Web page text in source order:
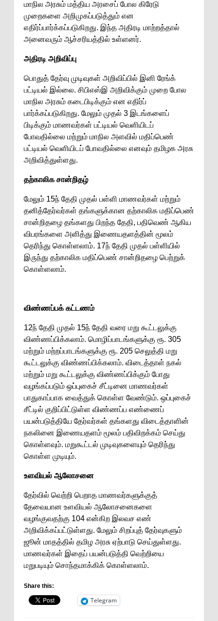
மாநில அரசும் மத்திய அரசைப் போல கிரேடு
முறைகளை அறிமுகப்படுத்தும் என
எதிர்ப்பார்க்கப்படுகிறது. இந்த அதிரடி மாற்றத்தால்
அனைவரும் ஆச்சரியத்தில் உள்ளனர்.
அதிரடி அறிவிப்பு
பொதுத் தேர்வு முடிவுகள் அறிவிப்பில் இனி ரேங்க்
பட்டியல் இல்லை. சிபிஎஸ்இ அறிவிக்கும் முறை போல
மாநில அரசும் கடைபிடிக்கும் என எதிர்ப்
பார்க்கப்படுகிறது. மேலும் முதல் 3 இடங்களைப்
பிடிக்கும் மாணவர்கள் பட்டியல் வெளியிடப்
போவதில்லை மற்றும் மாநில அளவில் மதிப்பெண்
பட்டியல் வெளியிடப் போவதில்லை எனவும் தமிழக அரசு
அறிவித்துள்ளது.
தற்காலிக சான்றிதழ்
மேலும் 15ந் தேதி முதல் பள்ளி மாணவர்கள் மற்றும்
தனித்தேர்வர்கள் தங்களுக்கான தற்காலிக மதிப்பெண்
சான்றிதழை தங்களது பிறந்த தேதி, பதிவெண் ஆகிய
விபரங்களை அளித்து இணையதளத்தின் மூலம்
தெரிந்து கொள்ளலாம். 17ந் தேதி முதல் பள்ளியில்
இருந்து தற்காலிக மதிப்பெண் சான்றிதழை பெற்றுக்
கொள்ளலாம்.
விண்ணப்பக் கட்டணம்
12ந் தேதி முதல் 15ந் தேதி வரை மறு கூட்டலுக்கு
விண்ணப்பிக்கலாம். மொழிப்பாடங்களுக்கு ரூ. 305
மற்றும் மற்றப்பாடங்களுக்கு ரூ. 205 செலுத்தி மறு
கூட்டலுக்கு விண்ணப்பிக்கலாம். விடைத்தாள் நகல்
மற்றும் மறு கூட்டலுக்கு விண்ணப்பிக்கும் போது
வழங்கப்படும் ஒப்புகைச் சீட்டினை மாணவர்கள்
பாதுகாப்பாக வைத்துக் கொள்ள வேண்டும். ஒப்புகைச்
சீட்டில் குறிப்பிட்டுள்ள விண்ணப்ப எண்ணைப்
பயன்படுத்தியே தேர்வர்கள் தங்களது விடைத்தாளின்
நகலினை இணையதளம் மூலம் பதிவிறக்கம் செய்து
கொள்ளவும். மறுகூட்டல் முடிவுகளையும் தெரிந்து
கொள்ள முடியும்.
உளவியல் ஆலோசனை
தேர்வில் வெற்றி பெறாத மாணவர்களுக்குத்
தேவையான உளவியல் ஆலோசனைகளை
வழங்குவதற்கு 104 என்கிற இலவச எண்
அறிவிக்கப்பட்டுள்ளது. மேலும் சிறப்புத் தேர்வுகளும்
ஜூன் மாதத்தில் தமிழ அரசு ஏற்பாடு செய்துள்ளது.
மாணவர்கள் இதைப் பயன்படுத்தி வெற்றியை
மறுபடியும் சொந்தமாக்கிக் கொள்ளலாம்.
Share this:
Telegram